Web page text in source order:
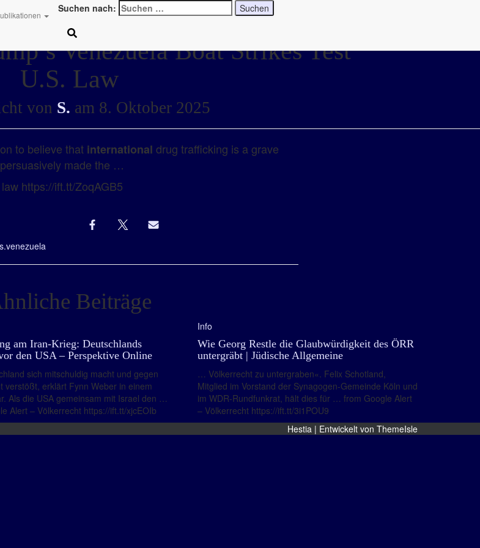
Suchen nach:
Venezuela Boat Strikes Test
U.S. Law
von S. am 8. Oktober 2025
to believe that international drug trafficking is a grave
made the …
https://ift.tt/ZoqAGB5
venezuela
Beiträge
am Iran-Krieg: Deutschlands
den USA – Perspektive Online
sich mitschuldig macht und gegen
verstößt, erklärt Fynn Weber in einem
Als die USA gemeinsam mit Israel den …
Alert – Völkerrecht https://ift.tt/xjcEOIb
Info
Wie Georg Restle die Glaubwürdigkeit des ÖRR
untergräbt | Jüdische Allgemeine
… Völkerrecht zu untergraben«. Felix Schotland,
Mitglied im Vorstand der Synagogen-Gemeinde Köln und
im WDR-Rundfunkrat, hält dies für … from Google Alert
– Völkerrecht https://ift.tt/3i1POU9
Hestia | Entwickelt von ThemeIsle